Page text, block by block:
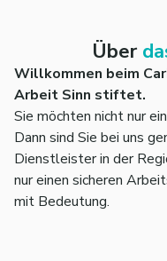
Über
Willkommen beim
Arbeit Sinn stiftet.
Sie möchten nicht nur
Dann sind Sie bei uns
Dienstleister in der
nur einen sicheren
mit Bedeutung.